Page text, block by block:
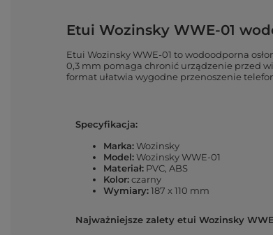
Etui Wozinsky WWE-01
Etui Wozinsky WWE-01 to wodoodporna
0,3 mm pomaga chronić urządzenie przed
format ułatwia wygodne przenoszenie
Specyfikacja:
Marka:Wozinsky
Model:Wozinsky WWE-01
Materiał: PVC, ABS
Kolor:czarny
Wymiary:187 x 110 mm
Najważniejsze zalety etui Wozinsky